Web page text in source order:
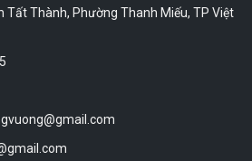
Tất Thành, Phường Thanh Miếu, TP Việt